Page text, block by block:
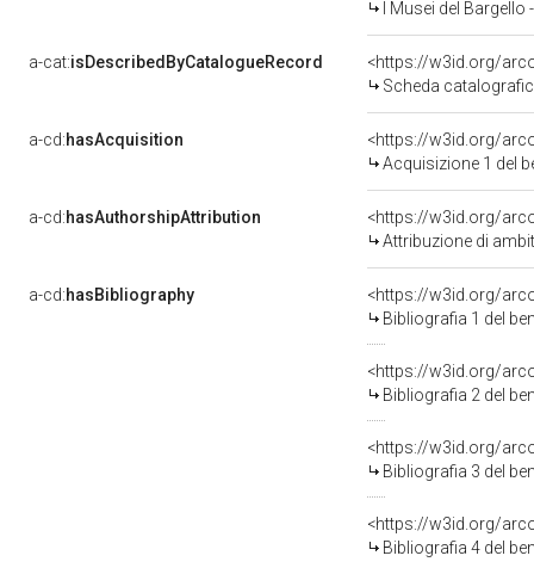
I Musei del
a-cat:isDescribedByCatalogueRecord
<https://w3id.org/
Scheda
a-cd:hasAcquisition
<https://w3id.org/
Acquisizione 1 del
a-cd:hasAuthorshipAttribution
<https://w3id.org/
Attribuzione di
a-cd:hasBibliography
<https://w3id.org/
Bibliografia 1 del
<https://w3id.org/
Bibliografia 2 del
<https://w3id.org/
Bibliografia 3 del
<https://w3id.org/
Bibliografia 4 del